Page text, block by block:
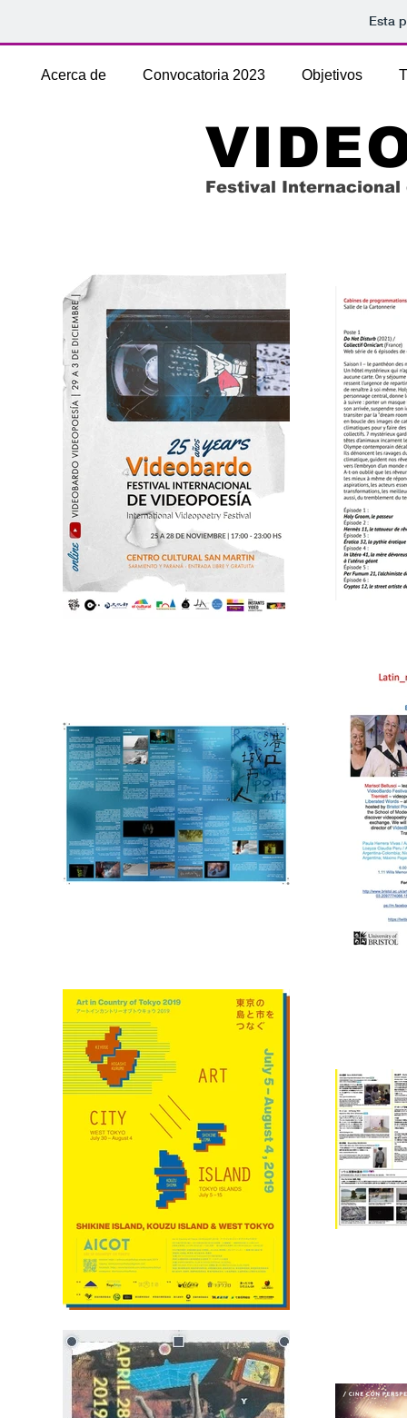
Esta
Acerca de Convocatoria 2023 Objetivos
Festival Internacional